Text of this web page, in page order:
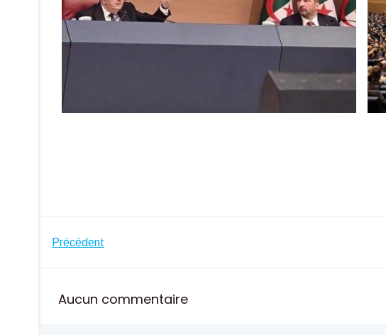
Navigation
de
l’article
Précédent
Aucun commentaire